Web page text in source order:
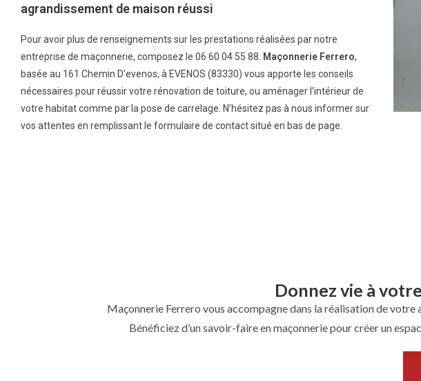
agrandissement de maison réussi
Pour avoir plus de renseignements sur les prestations réalisées par notre
entreprise de maçonnerie, composez le 06 60 04 55 88. Maçonnerie Ferrero,
basée au 161 Chemin D’evenos, à EVENOS (83330) vous apporte les conseils
nécessaires pour réussir votre rénovation de toiture, ou aménager l’intérieur de
votre habitat comme par la pose de carrelage. N’hésitez pas à nous informer sur
vos attentes en remplissant le formulaire de contact situé en bas de page.
Donnez vie à
Maçonnerie Ferrero vous accompagne dans la réalisation de votre
Bénéficiez d’un savoir-faire en maçonnerie pour créer un